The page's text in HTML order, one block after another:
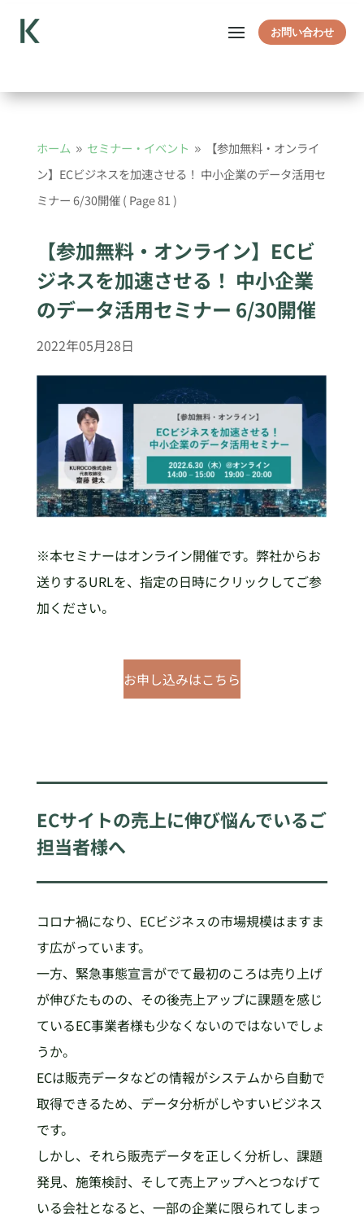
お問い合わせ
ホーム 9 セミナー・イベント 9
【参加無料・オンライ
ン】ECビジネスを加速させる！ 中小企業のデータ活用セ
ミナー 6/30開催( Page 81 )
【参加無料・オンライン】ECビ
ジネスを加速させる！ 中小企業
のデータ活用セミナー 6/30開催
2022年05月28日
※本セミナーはオンライン開催です。弊社からお
送りするURLを、指定の日時にクリックしてご参
加ください。
お申し込みはこちら
ECサイトの売上に伸び悩んでいるご
担当者様へ
コロナ禍になり、ECビジネㇲの市場規模はますま
す広がっています。
一方、緊急事態宣言がでて最初のころは売り上げ
が伸びたものの、その後売上アップに課題を感じ
ているEC事業者様も少なくないのではないでしょ
うか。
ECは販売データなどの情報がシステムから自動で
取得できるため、データ分析がしやすいビジネス
です。
しかし、それら販売データを正しく分析し、課題
発見、施策検討、そして売上アップへとつなげて
いる会社となると、一部の企業に限られてしまっ